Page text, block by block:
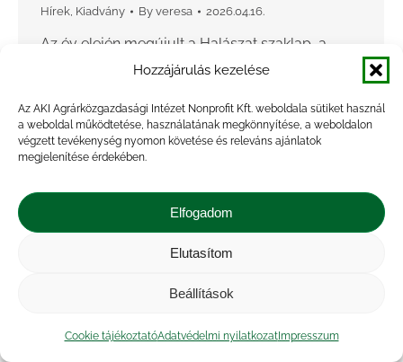
Hozzájárulás kezelése
Az AKI Agrárközgazdasági Intézet Nonprofit Kft. weboldala sütiket használ
a weboldal működtetése, használatának megkönnyítése, a weboldalon
végzett tevékenység nyomon követése és releváns ajánlatok
megjelenítése érdekében.
Elfogadom
Elutasítom
Beállítások
Cookie tájékoztatóAdatvédelmi nyilatkozatImpresszum
Hírek, Kiadvány By veresa 2026.04.16.
Az év elején megújult a Halászat szaklap, a
magyar akvakultúra-ágazat havonta megjelenő
magazin – a Halászati Lapok és a Halászat –
összeolvadásával jött létre.…